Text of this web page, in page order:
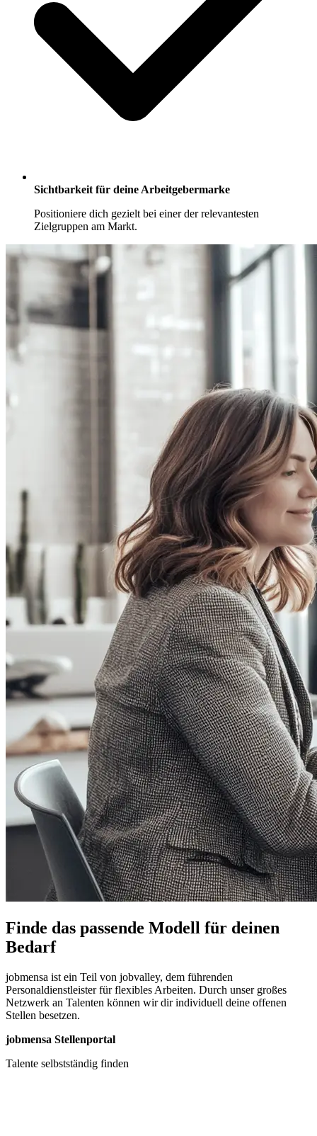
Sichtbarkeit für deine Arbeitgebermarke
Positioniere dich gezielt bei einer der relevantesten
Zielgruppen am Markt.
Finde das passende Modell für deinen
Bedarf
jobmensa ist ein Teil von jobvalley, dem führenden
Personaldienstleister für flexibles Arbeiten. Durch unser großes
Netzwerk an Talenten können wir dir individuell deine offenen
Stellen besetzen.
jobmensa Stellenportal
Talente selbstständig finden